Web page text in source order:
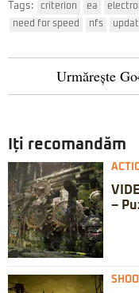
Tags: criterion ea
need for speed
nfs
Urmărește
Iți recomandăm
–